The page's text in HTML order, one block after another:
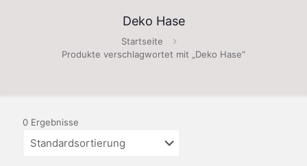
Deko Hase
Startseite
Produkte verschlagwortet mit „Deko Hase“
0 Ergebnisse